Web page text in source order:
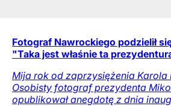
Fotograf Nawrockiego podzielił
"Taka jest właśnie ta
Mija rok od zaprzysiężenia Karola
Osobisty fotograf prezydenta
opublikował anegdotę z dnia